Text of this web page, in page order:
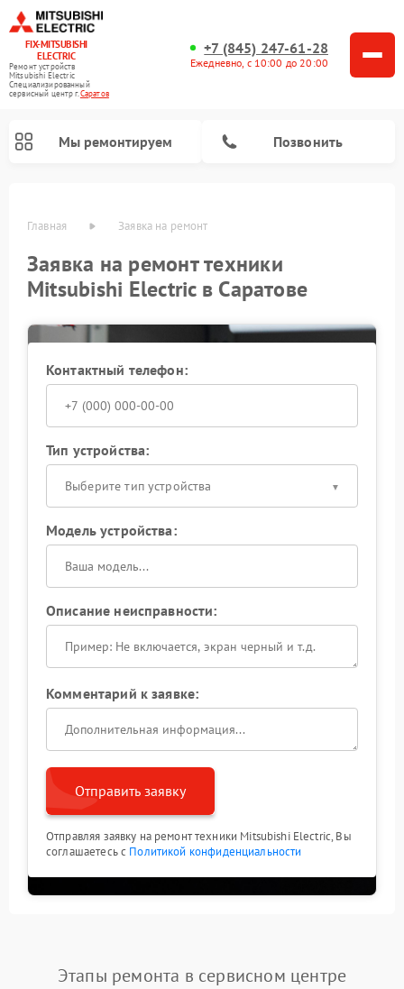
FIX-MITSUBISHI
ELECTRIC
Ремонт устройств
Mitsubishi Electric
Специализированный
cервисный центр г.Саратов
+7 (845) 247-61-28
Ежедневно, с 10:00 до 20:00
Мы ремонтируем Позвонить
Главная Заявка на ремонт
Заявка на ремонт техники
Mitsubishi Electric в Саратове
Контактный телефон:
Тип устройства:
Выберите тип устройства
Модель устройства:
Описание неисправности:
Комментарий к заявке:
Отправить заявку
Отправляя заявку на ремонт техники Mitsubishi Electric, Вы
соглашаетесь с Политикой конфиденциальности
Этапы ремонта в сервисном центре